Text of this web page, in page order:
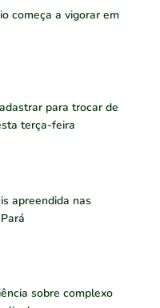
começa a vigorar em
para trocar de
terça-feira
apreendida nas
sobre complexo